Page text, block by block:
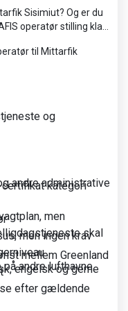
Sisimiut? Og er du
operatør stilling klar
til Mittarfik
og
andre administrative
men
skal
andre lufthavne
kategori
men ingen krav
engelsk og gerne
mellem Greenland
efter gældende